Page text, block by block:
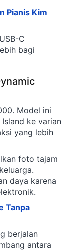
Pianis Kim
C
bagi
Model ini
ke varian
yang lebih
foto tajam
daya karena
Tanpa
berjalan
antara